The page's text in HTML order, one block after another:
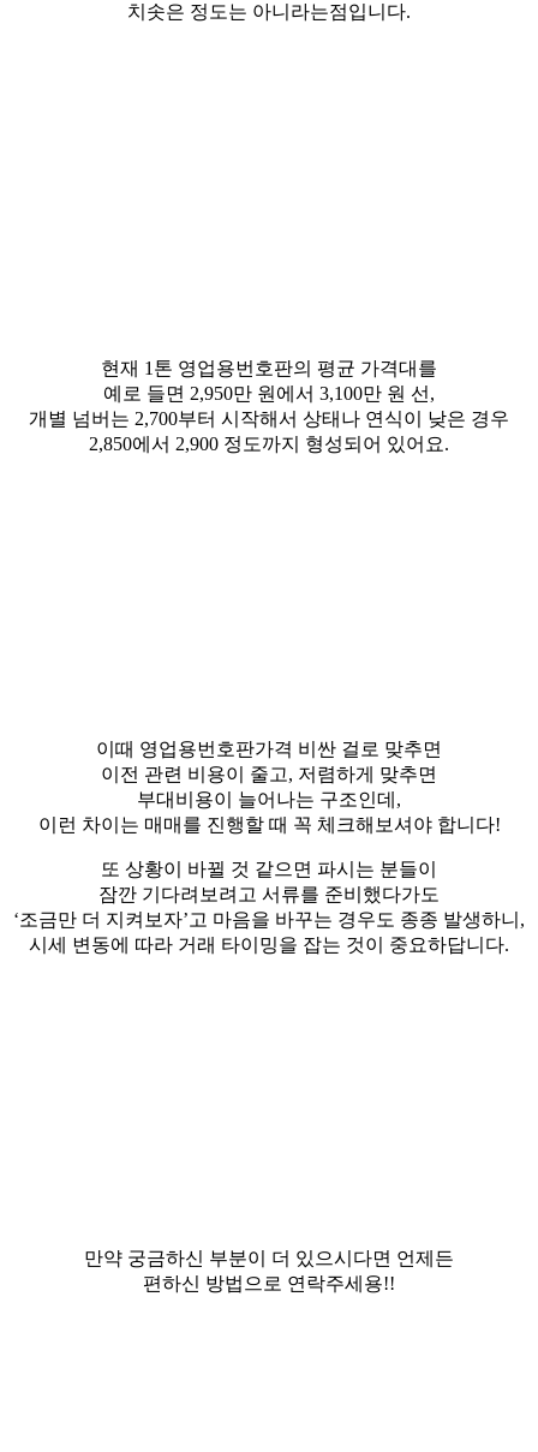
치솟은 정도는 아니라는점입니다.
현재 1톤 영업용번호판의 평균 가격대를
예로 들면 2,950만 원에서 3,100만 원 선,
개별 넘버는 2,700부터 시작해서 상태나 연식이 낮은 경우
2,850에서 2,900 정도까지 형성되어 있어요.
이때 영업용번호판가격 비싼 걸로 맞추면
이전 관련 비용이 줄고, 저렴하게 맞추면
부대비용이 늘어나는 구조인데,
이런 차이는 매매를 진행할 때 꼭 체크해보셔야 합니다!
​또 상황이 바뀔 것 같으면 파시는 분들이
잠깐 기다려보려고 서류를 준비했다가도
‘조금만 더 지켜보자’고 마음을 바꾸는 경우도 종종 발생하니,
시세 변동에 따라 거래 타이밍을 잡는 것이 중요하답니다.
만약 궁금하신 부분이 더 있으시다면 언제든
편하신 방법으로 연락주세용!!